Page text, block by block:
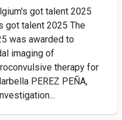
got talent 2025
got talent 2025 The
was awarded to
imaging of
therapy for
PEREZ PEÑA,